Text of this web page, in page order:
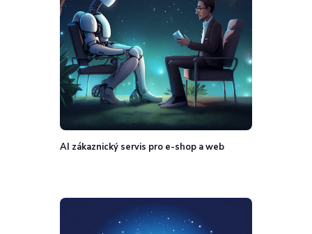
AI zákaznický servis pro e-shop a web